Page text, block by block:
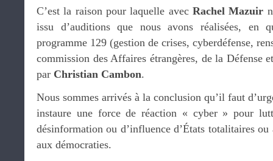
C’est la raison pour laquelle avec Rachel Mazuir
issu d’auditions que nous avons réalisées, en
programme 129 (gestion de crises, cyberdéfense,
commission des Affaires étrangères, de la Défense
par Christian Cambon.
Nous sommes arrivés à la conclusion qu’il faut
instaure une force de réaction « cyber » pour
désinformation ou d’influence d’États totalitaires ou
aux démocraties.